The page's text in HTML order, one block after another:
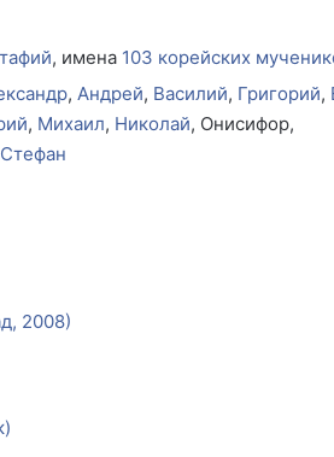
, имена 103 корейских
, Андрей, Василий, Григорий,
, Михаил, Николай, Онисифор,
Стефан
2008)